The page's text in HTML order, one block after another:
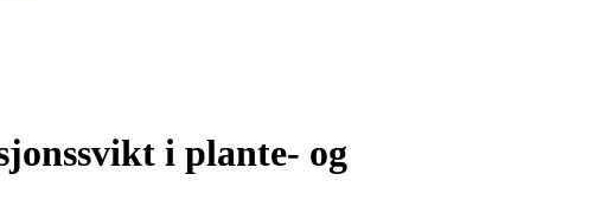
i plante- og